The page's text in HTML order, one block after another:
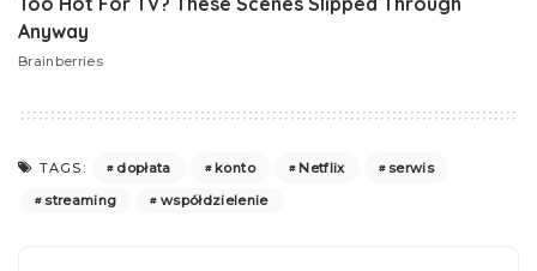
TAGS: dopłata konto Netflix
serwis
streaming
współdzielenie